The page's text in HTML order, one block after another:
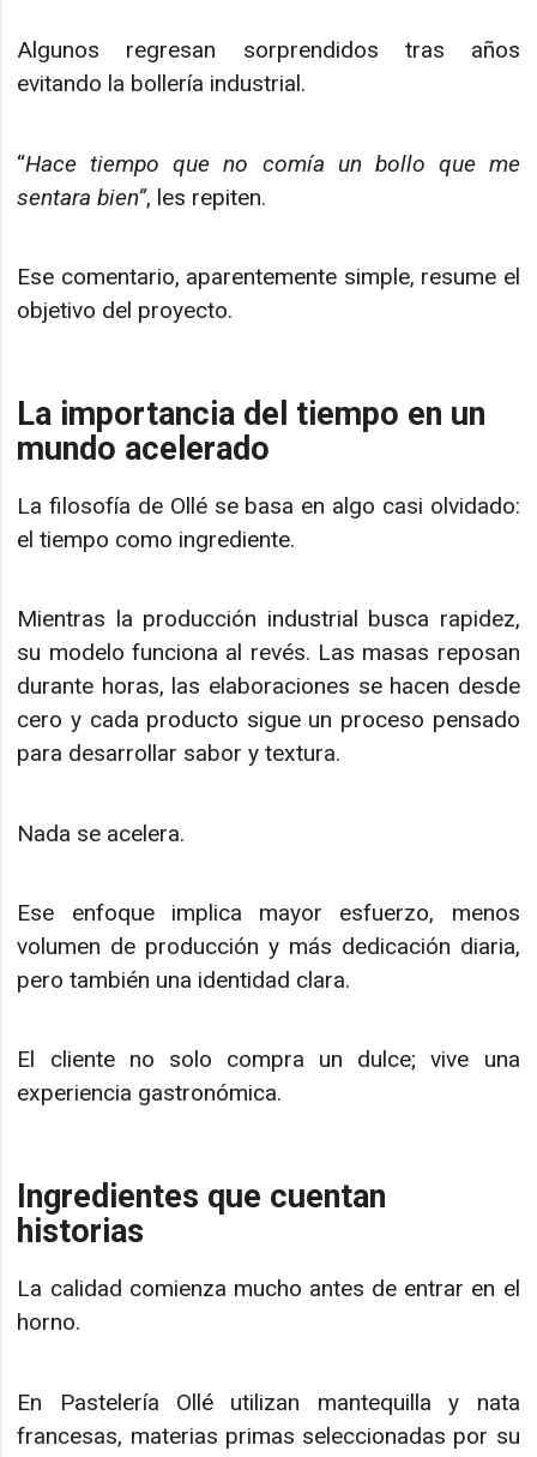
Algunos regresan sorprendidos tras años
evitando la bollería industrial.
“Hace tiempo que no comía un bollo que me
sentara bien”, les repiten.
Ese comentario, aparentemente simple, resume el
objetivo del proyecto.
La importancia del tiempo en un
mundo acelerado
La filosofía de Ollé se basa en algo casi olvidado:
el tiempo como ingrediente.
Mientras la producción industrial busca rapidez,
su modelo funciona al revés. Las masas reposan
durante horas, las elaboraciones se hacen desde
cero y cada producto sigue un proceso pensado
para desarrollar sabor y textura.
Nada se acelera.
Ese enfoque implica mayor esfuerzo, menos
volumen de producción y más dedicación diaria,
pero también una identidad clara.
El cliente no solo compra un dulce; vive una
experiencia gastronómica.
Ingredientes que cuentan
historias
La calidad comienza mucho antes de entrar en el
horno.
En Pastelería Ollé utilizan mantequilla y nata
francesas, materias primas seleccionadas por su